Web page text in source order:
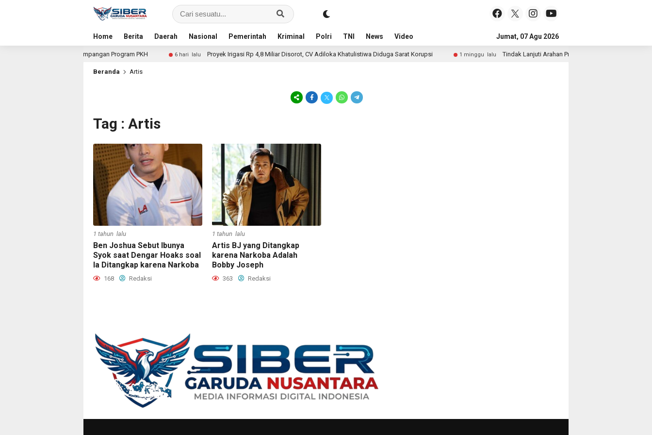
Home Berita Daerah Nasional Pemerintah Kriminal Polri TNI News Video Jumat, 07 Agu 2026
Dalami Dugaan Penyimpangan Program PKH 6 hari lalu Proyek Irigasi Rp 4,8 Miliar Disorot, CV Adiloka Khatulistiwa Diduga Sarat Korupsi 1 minggu lalu Tindak Lanjuti Arahan Presiden, Wakapolri dan Wamen
Beranda Artis
Tag : Artis
1 tahun lalu
Ben Joshua Sebut Ibunya
Syok saat Dengar Hoaks soal
Ia Ditangkap karena Narkoba
168 Redaksi
1 tahun lalu
Artis BJ yang Ditangkap
karena Narkoba Adalah
Bobby Joseph
363 Redaksi